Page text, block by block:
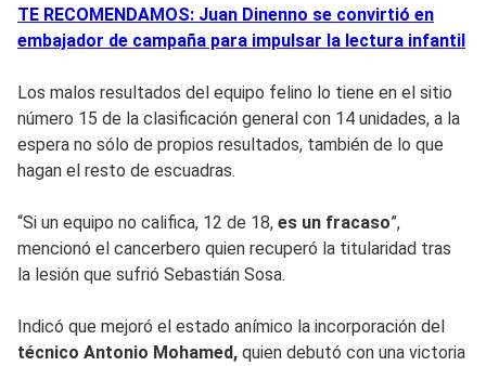
TE RECOMENDAMOS: Juan Dinenno se convirtió en
embajador de campaña para impulsar la lectura infantil
Los malos resultados del equipo felino lo tiene en el sitio
número 15 de la clasificación general con 14 unidades, a la
espera no sólo de propios resultados, también de lo que
hagan el resto de escuadras.
“Si un equipo no califica, 12 de 18, es un fracaso”,
mencionó el cancerbero quien recuperó la titularidad tras
la lesión que sufrió Sebastián Sosa.
Indicó que mejoró el estado anímico la incorporación del
técnico Antonio Mohamed, quien debutó con una victoria